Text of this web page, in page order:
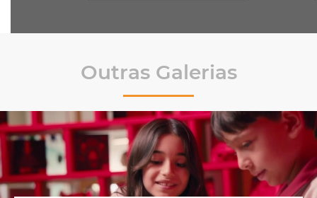
Outras Galerias